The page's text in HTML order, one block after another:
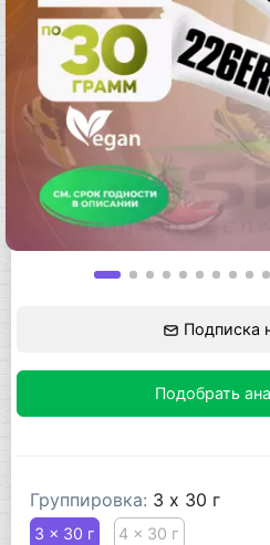
Подписка
Подобрать
Группировка: 3 x 30 г
3 x 30 г 4 x 30 г